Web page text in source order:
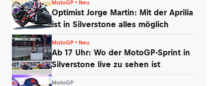
MotoGP • Neu
Optimist Jorge Martin: Mit der Aprilia
ist in Silverstone alles möglich
MotoGP • Neu
Ab 17 Uhr: Wo der MotoGP-Sprint in
Silverstone live zu sehen ist
MotoGP